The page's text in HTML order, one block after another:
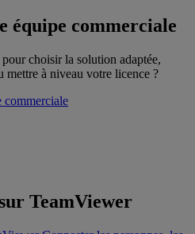
équipe commerciale
choisir la solution adaptée,
mettre à niveau votre licence ?
commerciale
TeamViewer